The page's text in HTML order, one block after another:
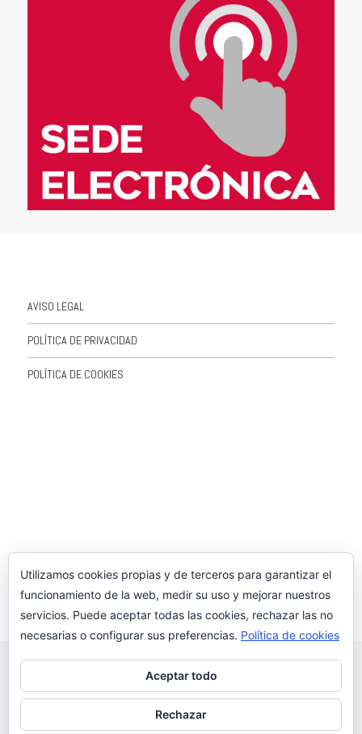
AVISO LEGAL
POLÍTICA DE PRIVACIDAD
POLÍTICA DE COOKIES
Utilizamos cookies propias y de terceros para garantizar el
funcionamiento de la web, medir su uso y mejorar nuestros
servicios. Puede aceptar todas las cookies, rechazar las no
necesarias o configurar sus preferencias. Política de cookies
Aceptar todo
Rechazar